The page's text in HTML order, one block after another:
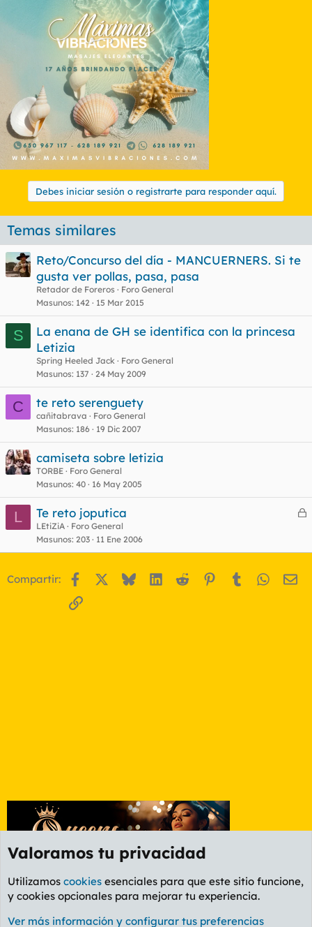
Debes iniciar sesión o registrarte para responder aquí.
Temas similares
Reto/Concurso del día - MANCUERNERS. Si te
gusta ver pollas, pasa, pasa
Retador de Foreros
Foro General
Masunos 142 15 Mar 2015
S
La enana de GH se identifica con la princesa
Letizia
Spring Heeled Jack
Foro General
Masunos 137 24 May 2009
C te reto serenguety
cañitabrava
Foro General
Masunos 186 19 Dic 2007
camiseta sobre letizia
TORBE
Foro General
Masunos 40 16 May 2005
L
C
r
Te reto joputica
LEtiZiA
Foro General
Masunos 203 11 Ene 2006
Compartir: Facebook BlueskyLinkedIn
Reddit Pinterest
Tumblr
Enlace
Foro General
Valoramos tu privacidad
Utilizamos cookies esenciales para que este sitio funcione,
y cookies opcionales para mejorar tu experiencia.
Ver más información y configurar tus preferencias